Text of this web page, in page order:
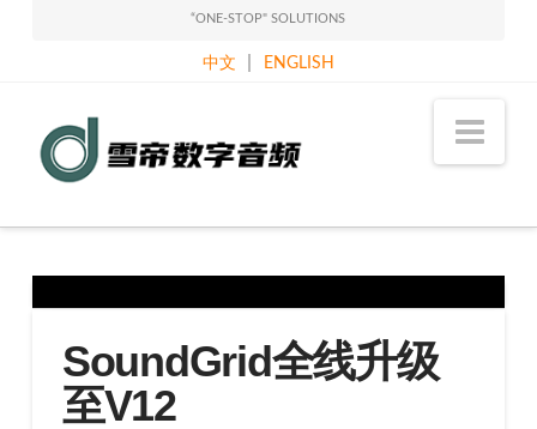
“ONE-STOP" SOLUTIONS
中文 ENGLISH
Sound
Classy
Holdings
Limited
SoundGrid全线升级
至V12